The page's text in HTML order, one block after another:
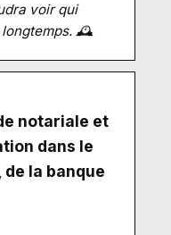
voir qui
longtemps. 🕰️
notariale et
dans le
la banque